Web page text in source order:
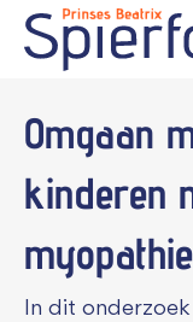
Waar ben je naar
Omgaan
kinderen
myopathie
In dit